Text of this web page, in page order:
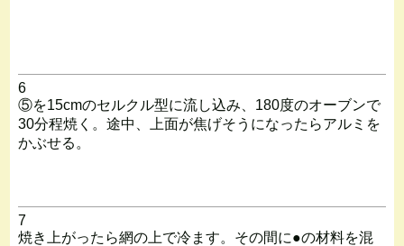
6
⑤を15cmのセルクル型に流し込み、180度のオーブンで
30分程焼く。途中、上面が焦げそうになったらアルミを
かぶせる。
7
焼き上がったら網の上で冷ます。その間に●の材料を混